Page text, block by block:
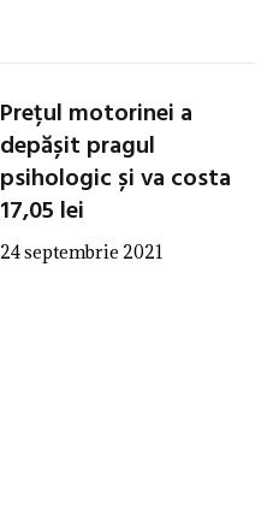
Prețul motorinei a
depășit pragul
psihologic și va costa
17,05 lei
24 septembrie 2021